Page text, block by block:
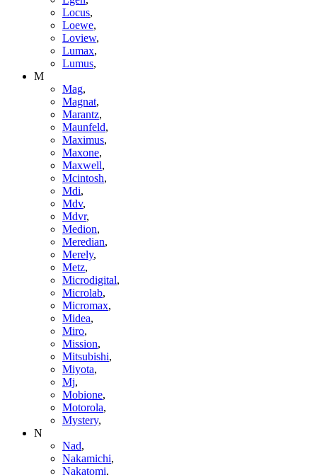
Locus,
Loewe,
Loview,
Lumax,
Lumus,
M
Mag,
Magnat,
Marantz,
Maunfeld,
Maximus,
Maxone,
Maxwell,
Mcintosh,
Mdi,
Mdv,
Mdvr,
Medion,
Meredian,
Merely,
Metz,
Microdigital,
Microlab,
Micromax,
Midea,
Miro,
Mission,
Mitsubishi,
Miyota,
Mj,
Mobione,
Motorola,
Mystery,
N
Nad,
Nakamichi,
Nakatomi,